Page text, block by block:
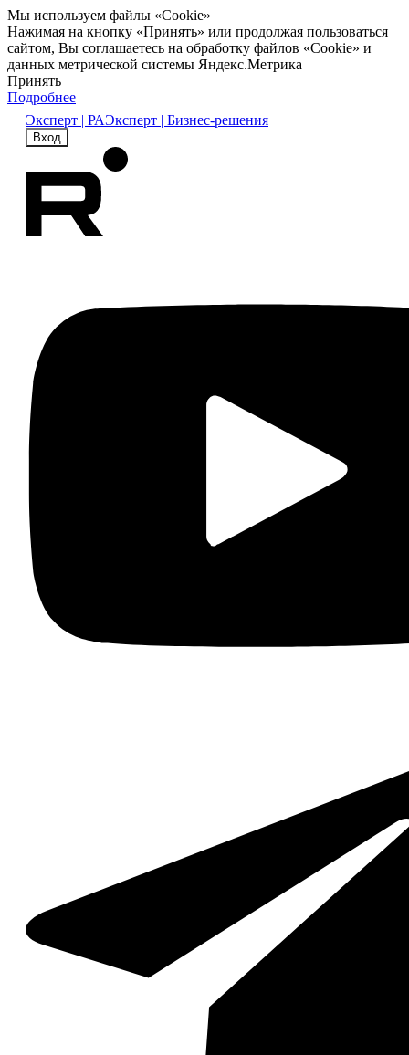
Мы используем файлы «Cookie»
Нажимая на кнопку «Принять» или продолжая пользоваться
сайтом, Вы соглашаетесь на обработку файлов «Cookie» и
данных метрической системы Яндекс.Метрика
Принять
Подробнее
Эксперт | РАЭксперт | Бизнес-решения
Вход